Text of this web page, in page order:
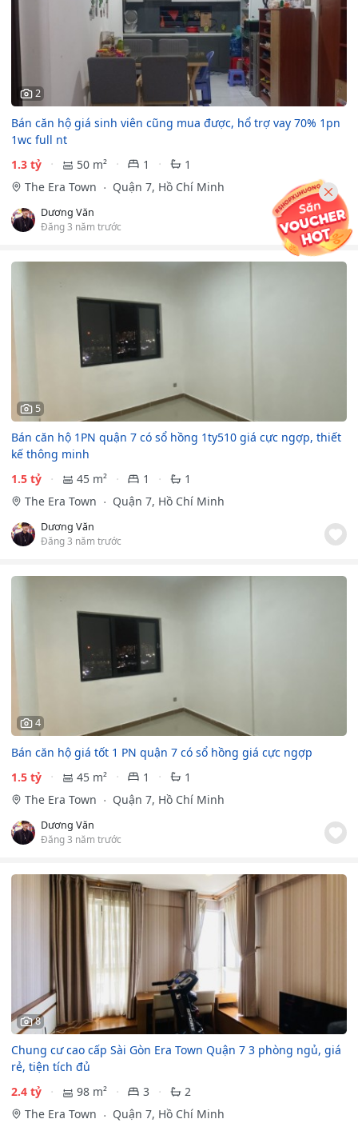
2
Bán căn hộ giá sinh viên cũng mua được, hổ trợ vay 70% 1pn
1wc full nt
1.3 tỷ
50 m² 1
1
The Era Town
Quận 7, Hồ Chí Minh
Dương Văn
Đăng 3 năm trước
5
Bán căn hộ 1PN quận 7 có sổ hồng 1ty510 giá cực ngợp, thiết
kế thông minh
1.5 tỷ
45 m² 1
1
The Era Town
Quận 7, Hồ Chí Minh
Dương Văn
Đăng 3 năm trước
4
Bán căn hộ giá tốt 1 PN quận 7 có sổ hồng giá cực ngợp
1.5 tỷ
45 m² 1
1
The Era Town
Quận 7, Hồ Chí Minh
Dương Văn
Đăng 3 năm trước
8
Chung cư cao cấp Sài Gòn Era Town Quận 7 3 phòng ngủ, giá
rẻ, tiện tích đủ
2.4 tỷ
98 m² 3
2
The Era Town
Quận 7, Hồ Chí Minh